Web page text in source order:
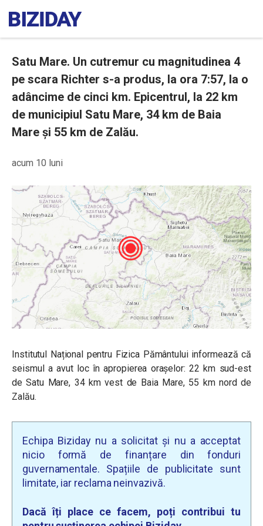
Satu Mare. Un cutremur cu magnitudinea 4
pe scara Richter s-a produs, la ora 7:57, la o
adâncime de cinci km. Epicentrul, la 22 km
de municipiul Satu Mare, 34 km de Baia
Mare și 55 km de Zalău.
acum 10 luni
Institutul Național pentru Fizica Pământului informează că
seismul a avut loc în apropierea orașelor: 22 km sud-est
de Satu Mare, 34 km vest de Baia Mare, 55 km nord de
Zalău.
Echipa Biziday nu a solicitat și nu a acceptat
nicio formă de finanțare din fonduri
guvernamentale. Spațiile de publicitate sunt
limitate, iar reclama neinvazivă.
Dacă îți place ce facem, poți contribui tu